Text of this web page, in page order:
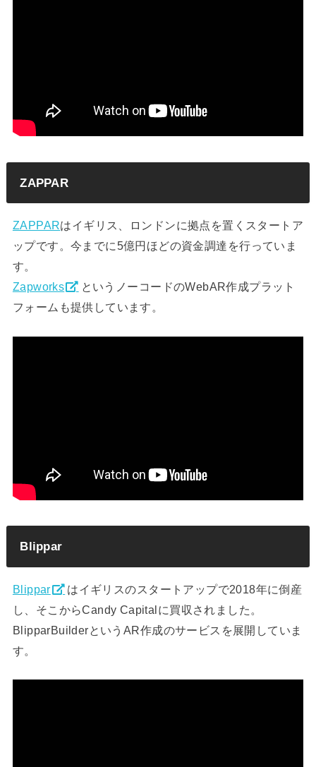
ZAPPAR
ZAPPARはイギリス、ロンドンに拠点を置くスタートア
ップです。今までに5億円ほどの資金調達を行っていま
す。
Zapworks
というノーコードのWebAR作成プラット
フォームも提供しています。
Blippar
Blippar
はイギリスのスタートアップで2018年に倒産
し、そこからCandy Capitalに買収されました。
BlipparBuilderというAR作成のサービスを展開していま
す。